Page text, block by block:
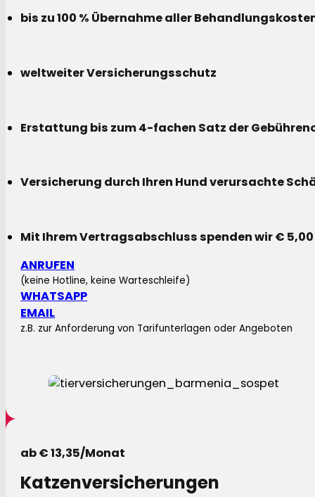
bis zu 100 % Übernahme aller
weltweiter Versicherungsschutz
Erstattung bis zum 4-fachen Satz der
Versicherung durch Ihren Hund verursachte
Mit Ihrem Vertragsabschluss spenden wir €
ANRUFEN
(keine Hotline, keine Warteschleife)
WHATSAPP
EMAIL
z.B. zur Anforderung von Tarifunterlagen oder Angeboten
ab € 13,35/Monat
Katzenversicherungen